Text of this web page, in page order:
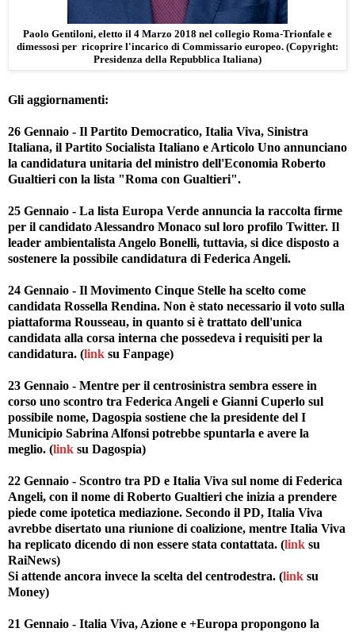
Paolo Gentiloni, eletto il 4 Marzo 2018 nel collegio Roma-Trionfale e
dimessosi per ricoprire l'incarico di Commissario europeo. (Copyright:
Presidenza della Repubblica Italiana)
Gli aggiornamenti:
26 Gennaio - Il Partito Democratico, Italia Viva, Sinistra
Italiana, il Partito Socialista Italiano e Articolo Uno annunciano
la candidatura unitaria del ministro dell'Economia Roberto
Gualtieri con la lista "Roma con Gualtieri".
25 Gennaio - La lista Europa Verde annuncia la raccolta firme
per il candidato Alessandro Monaco sul loro profilo Twitter. Il
leader ambientalista Angelo Bonelli, tuttavia, si dice disposto a
sostenere la possibile candidatura di Federica Angeli.
24 Gennaio - Il Movimento Cinque Stelle ha scelto come
candidata Rossella Rendina. Non è stato necessario il voto sulla
piattaforma Rousseau, in quanto si è trattato dell'unica
candidata alla corsa interna che possedeva i requisiti per la
candidatura. (link su Fanpage)
23 Gennaio - Mentre per il centrosinistra sembra essere in
corso uno scontro tra Federica Angeli e Gianni Cuperlo sul
possibile nome, Dagospia sostiene che la presidente del I
Municipio Sabrina Alfonsi potrebbe spuntarla e avere la
meglio. (link su Dagospia)
22 Gennaio - Scontro tra PD e Italia Viva sul nome di Federica
Angeli, con il nome di Roberto Gualtieri che inizia a prendere
piede come ipotetica mediazione. Secondo il PD, Italia Viva
avrebbe disertato una riunione di coalizione, mentre Italia Viva
ha replicato dicendo di non essere stata contattata. (link su
RaiNews)
Si attende ancora invece la scelta del centrodestra. (link su
Money)
21 Gennaio - Italia Viva, Azione e +Europa propongono la